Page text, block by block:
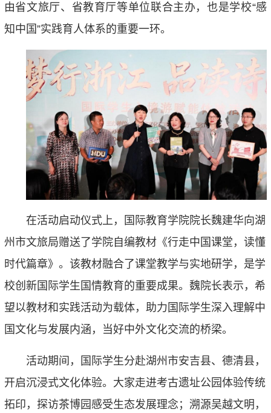
由省文旅厅、省教育厅等单位联合主办，也是学校“感
知中国”实践育人体系的重要一环。
在活动启动仪式上，国际教育学院院长魏建华向湖
州市文旅局赠送了学院自编教材《行走中国课堂，读懂
时代篇章》。该教材融合了课堂教学与实地研学，是学
校创新国际学生国情教育的重要成果。魏院长表示，希
望以教材和实践活动为载体，助力国际学生深入理解中
国文化与发展内涵，当好中外文化交流的桥梁。
活动期间，国际学生分赴湖州市安吉县、德清县 ，
开启沉浸式文化体验。大家走进考古遗址公园体验传统
拓印，探访茶博园感受生态发展理念；溯源吴越文明，